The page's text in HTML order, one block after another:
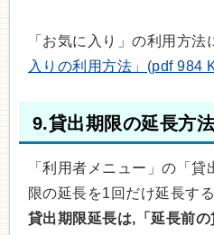
「お気に入り」の利用方法
入りの利用方法」(pdf 984
9.貸出期限の延長方
「利用者メニュー」の「
限の延長を1回だけ延長す
貸出期限延長は,「延長前